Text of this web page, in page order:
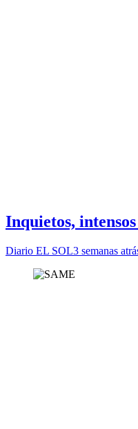
Inquietos,
Diario EL SOL3 semanas